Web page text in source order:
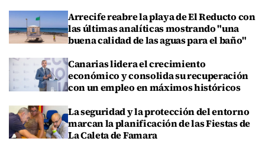
Arrecife reabre la playa de El Reducto con
las últimas analíticas mostrando "una
buena calidad de las aguas para el baño"
Canarias lidera el crecimiento
económico y consolida su recuperación
con un empleo en máximos históricos
La seguridad y la protección del entorno
marcan la planificación de las Fiestas de
La Caleta de Famara